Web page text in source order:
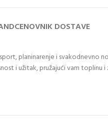
CENOVNIK DOSTAVE
planinarenje i svakodnevno
i užitak, pružajući vam